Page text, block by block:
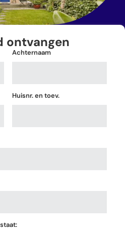
ontvangen
Achternaam
Huisnr. en toev.